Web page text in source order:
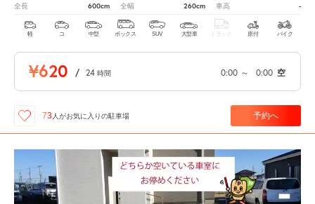
全長 600cm 全幅 260cm 車高 -
軽 コ 中型 ボックス SUV 大型車 トラック 原付 バイク
¥620 / 24 時間 0:00 ～ 0:00 空
73 人がお気に入りの駐車場 予約へ